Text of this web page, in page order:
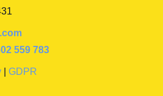
559 783
GDPR